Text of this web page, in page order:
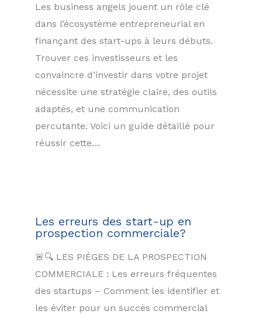
Les business angels jouent un rôle clé
dans l’écosystème entrepreneurial en
finançant des start-ups à leurs débuts.
Trouver ces investisseurs et les
convaincre d’investir dans votre projet
nécessite une stratégie claire, des outils
adaptés, et une communication
percutante. Voici un guide détaillé pour
réussir cette…
Les erreurs des start-up en
prospection commerciale?
🚨🔍 LES PIÈGES DE LA PROSPECTION
COMMERCIALE : Les erreurs fréquentes
des startups – Comment les identifier et
les éviter pour un succès commercial